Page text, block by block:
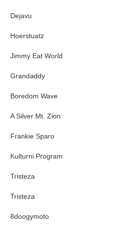
Dejavu
Hoerstuatz
Jimmy Eat World
Grandaddy
Boredom Wave
A Silver Mt. Zion
Frankie Sparo
Kulturni Program
Tristeza
Tristeza
8doogymoto